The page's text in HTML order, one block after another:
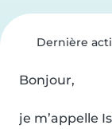
Dernière
Bonjour,
je m’appelle